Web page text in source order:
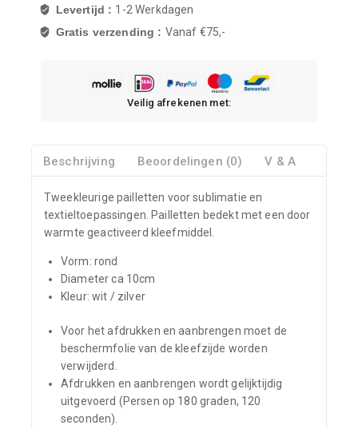
Levertijd : 1-2 Werkdagen
Gratis verzending : Vanaf €75,-
Veilig afrekenen met:
Beschrijving Beoordelingen (0) V & A
Tweekleurige pailletten voor sublimatie en
textieltoepassingen. Pailletten bedekt met een door
warmte geactiveerd kleefmiddel.
Vorm: rond
Diameter ca 10cm
Kleur: wit / zilver
Voor het afdrukken en aanbrengen moet de
beschermfolie van de kleefzijde worden
verwijderd.
Afdrukken en aanbrengen wordt gelijktijdig
uitgevoerd (Persen op 180 graden, 120
seconden).